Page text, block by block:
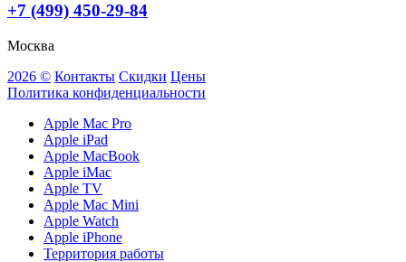
+7 (499) 450-29-84
Москва
2026 © Контакты Скидки Цены
Политика конфиденциальности
Apple Mac Pro
Apple iPad
Apple MacBook
Apple iMac
Apple TV
Apple Mac Mini
Apple Watch
Apple iPhone
Территория работы